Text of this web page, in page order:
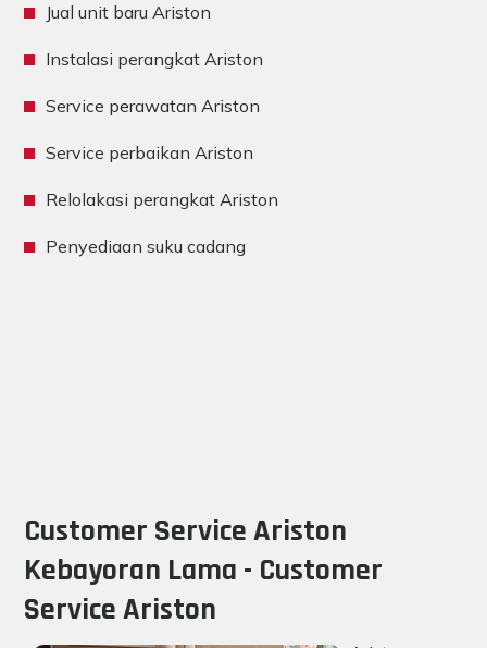
Jual unit baru Ariston
Instalasi perangkat Ariston
Service perawatan Ariston
Service perbaikan Ariston
Relolakasi perangkat Ariston
Penyediaan suku cadang
Customer Service Ariston
Kebayoran Lama - Customer
Service Ariston